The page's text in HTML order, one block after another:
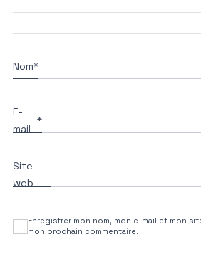
Nom*
E-
mail
*
Site
web
Enregistrer mon nom, mon e-mail et mon
mon prochain commentaire.